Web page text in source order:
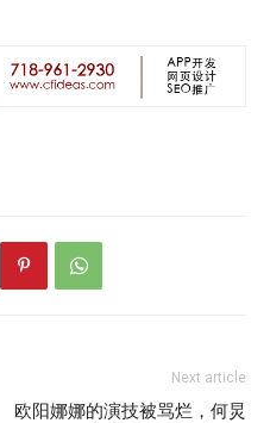
Next article
欧阳娜娜的演技被骂烂，何炅